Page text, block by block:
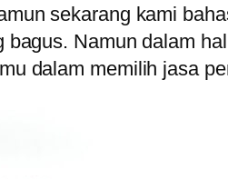
sekarang kami
Namun dalam
dalam memilih jasa